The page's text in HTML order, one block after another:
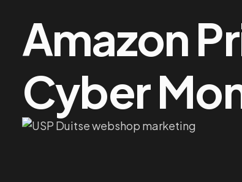
Amazon
Cyber